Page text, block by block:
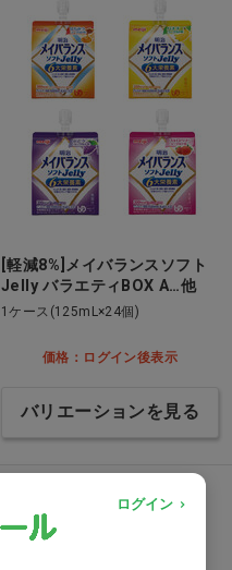
[軽減8%]メイバランスソフト
Jelly バラエティBOX A…他
1ケース(125mL×24個)
価格：ログイン後表示
バリエーションを見る
ログイン